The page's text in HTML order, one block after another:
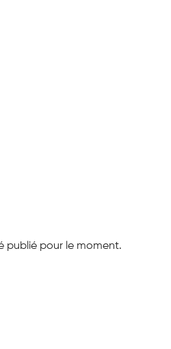
publié pour le moment.